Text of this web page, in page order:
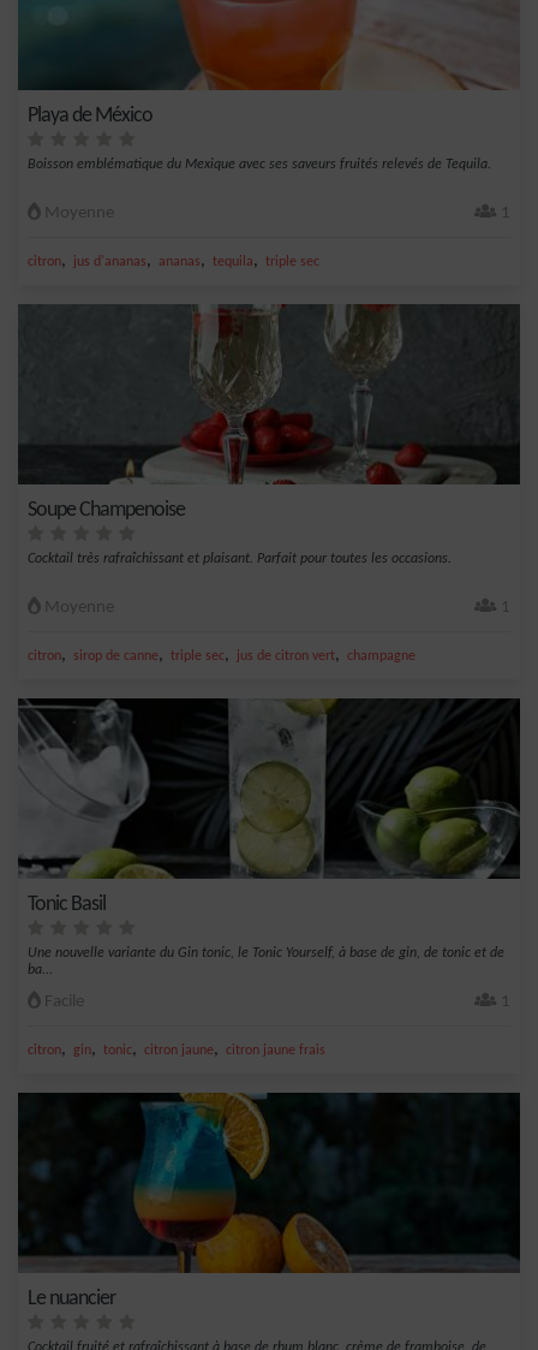
Playa de México
Boisson emblématique du Mexique avec ses saveurs fruités relevés de Tequila.
Moyenne 1
citron, jus d'ananas, ananas, tequila, triple sec
Soupe Champenoise
Cocktail très rafraîchissant et plaisant. Parfait pour toutes les occasions.
Moyenne 1
citron, sirop de canne, triple sec, jus de citron vert, champagne
Tonic Basil
Une nouvelle variante du Gin tonic, le Tonic Yourself, à base de gin, de tonic et de
ba...
Facile 1
citron, gin, tonic, citron jaune, citron jaune frais
Le nuancier